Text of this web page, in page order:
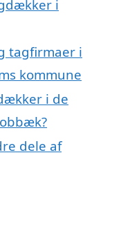
i
tagfirmaer i
kommune
i de
dele af